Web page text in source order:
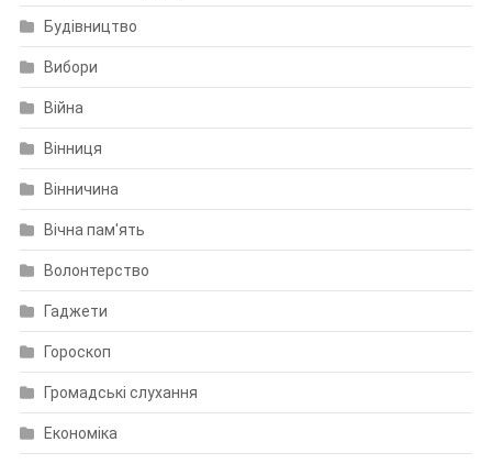
Будівництво
Вибори
Війна
Вінниця
Вінничина
Вічна пам'ять
Волонтерство
Гаджети
Гороскоп
Громадські слухання
Економіка